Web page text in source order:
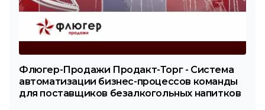
Флюгер-Продажи Продакт-Торг - Система
автоматизации бизнес-процессов команды
для поставщиков безалкогольных напитков